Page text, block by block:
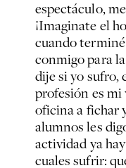
espectáculo,
¡Imaginate el
cuando
conmigo para
dije si yo sufro,
profesión es mi
oficina a fichar
alumnos les
actividad ya
cuales sufrir: